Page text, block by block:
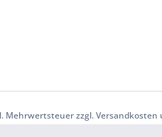
Mehrwertsteuer zzgl.